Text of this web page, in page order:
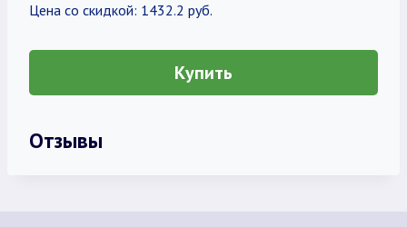
Цена со скидкой: 1432.2 руб.
Купить
Отзывы